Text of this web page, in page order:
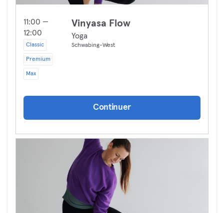
11:00 —
12:00
Classic
Premium
Max
Vinyasa Flow
Yoga
Schwabing-West
Continuer